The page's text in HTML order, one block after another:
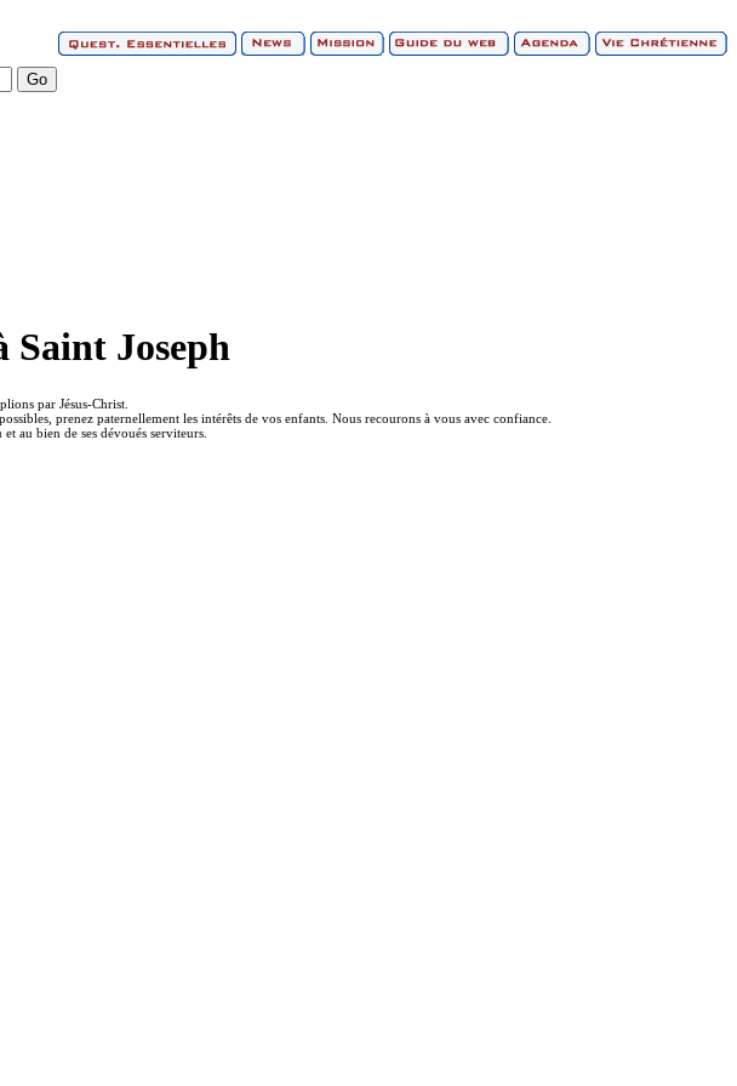
Saint Joseph
par Jésus-Christ.
prenez paternellement les intérêts de vos enfants. Nous recourons à vous avec confiance.
au bien de ses dévoués serviteurs.